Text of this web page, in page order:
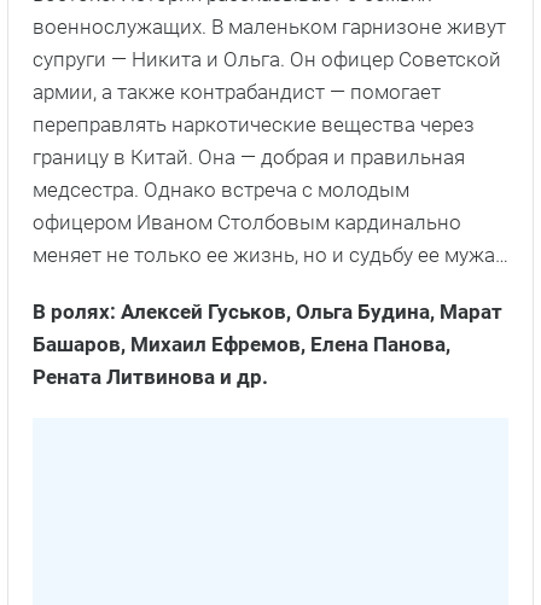
военнослужащих. В маленьком гарнизоне живут
супруги — Никита и Ольга. Он офицер Советской
армии, а также контрабандист — помогает
переправлять наркотические вещества через
границу в Китай. Она — добрая и правильная
медсестра. Однако встреча с молодым
офицером Иваном Столбовым кардинально
меняет не только ее жизнь, но и судьбу ее мужа…
В ролях: Алексей Гуськов, Ольга Будина, Марат
Башаров, Михаил Ефремов, Елена Панова,
Рената Литвинова и др.